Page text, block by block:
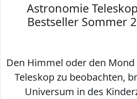
Astronomie
Bestseller Sommer
Den Himmel oder den
Teleskop zu beobachten,
Universum in des